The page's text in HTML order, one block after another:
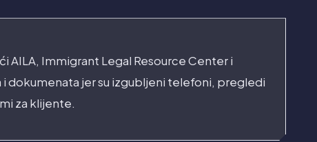
AILA, Immigrant Legal Resource Center i
dokumenata jer su izgubljeni telefoni, pregledi
za klijente.